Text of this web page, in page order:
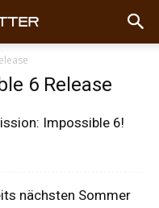
6 Release
Impossible 6!
nächsten Sommer